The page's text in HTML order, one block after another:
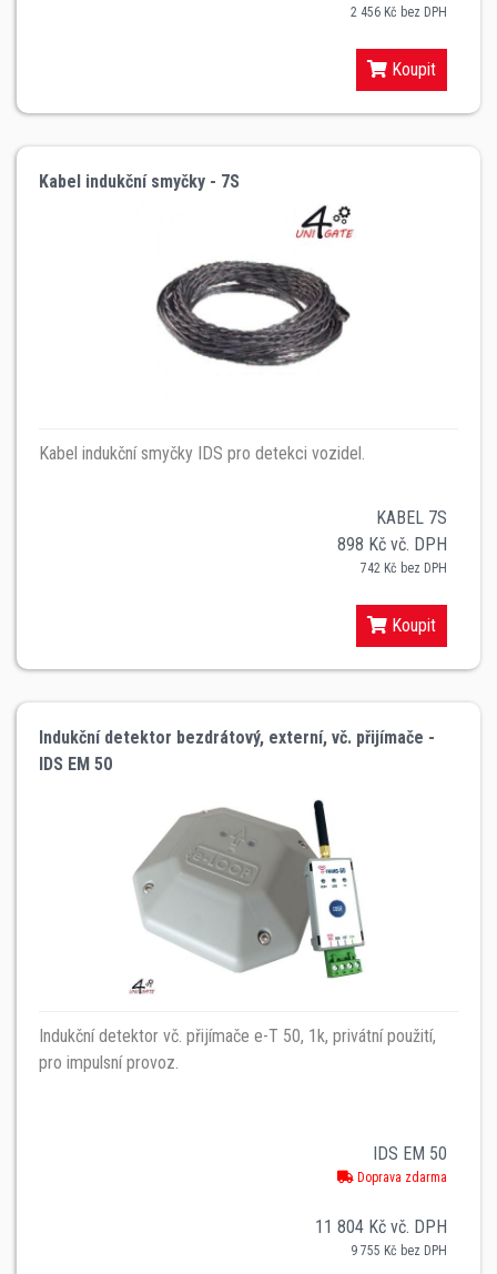
2 456 Kč bez DPH
Koupit
Kabel indukční smyčky - 7S
Kabel indukční smyčky IDS pro detekci vozidel.
KABEL 7S
898 Kč vč. DPH
742 Kč bez DPH
Koupit
Indukční detektor bezdrátový, externí, vč. přijímače -
IDS EM 50
Indukční detektor vč. přijímače e-T 50, 1k, privátní použití,
pro impulsní provoz.
IDS EM 50
Doprava zdarma
11 804 Kč vč. DPH
9 755 Kč bez DPH